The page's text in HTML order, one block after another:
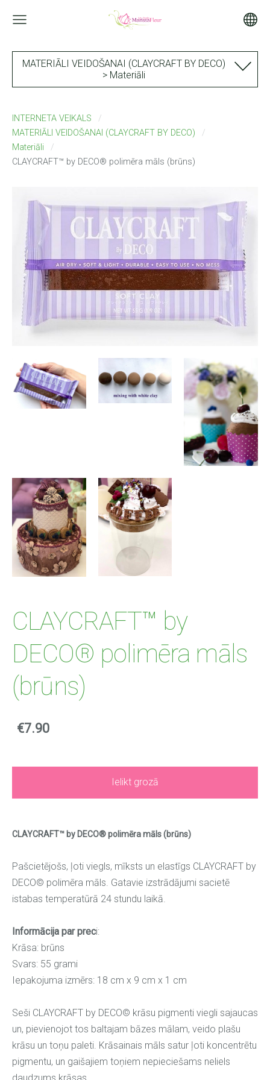
MATERIĀLI VEIDOŠANAI (CLAYCRAFT BY DECO)
> Materiāli
INTERNETA VEIKALS
MATERIĀLI VEIDOŠANAI (CLAYCRAFT BY DECO)
Materiāli
CLAYCRAFT™ by DECO® polimēra māls (brūns)
CLAYCRAFT™ by
DECO® polimēra māls
(brūns)
€7.90
Ielikt grozā
CLAYCRAFT™ by DECO® polimēra māls (brūns)
Pašcietējošs, ļoti viegls, mīksts un elastīgs CLAYCRAFT by
DECO© polimēra māls. Gatavie izstrādājumi sacietē
istabas temperatūrā 24 stundu laikā.
Informācija par preci:
Krāsa: brūns
Svars: 55 grami
Iepakojuma izmērs: 18 cm x 9 cm x 1 cm
Seši CLAYCRAFT by DECO© krāsu pigmenti viegli sajaucas
un, pievienojot tos baltajam bāzes mālam, veido plašu
krāsu un toņu paleti. Krāsainais māls satur ļoti koncentrētu
pigmentu, un gaišajiem toņiem nepieciešams neliels